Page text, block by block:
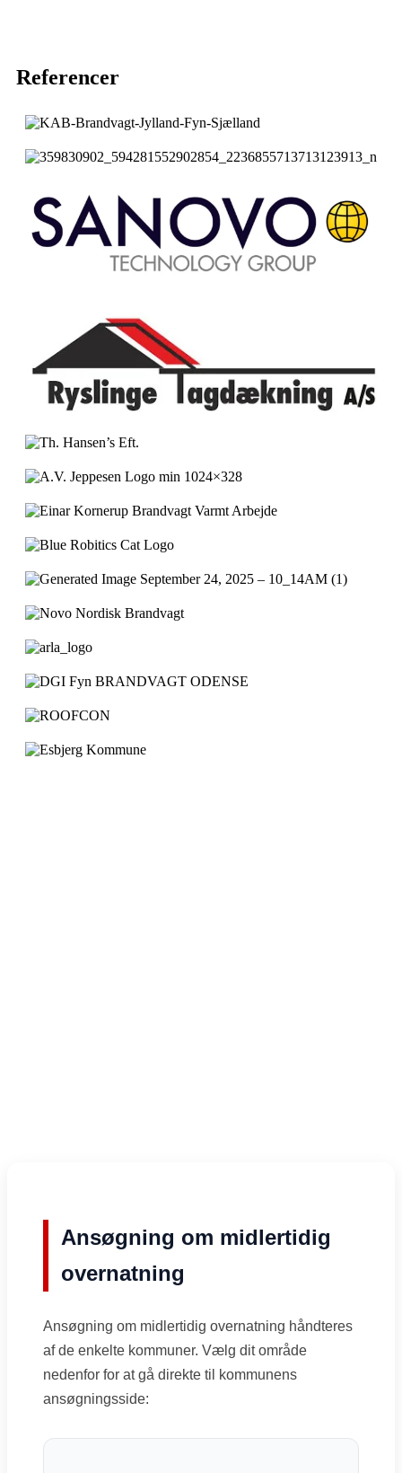
Referencer
Ansøgning om midlertidig
overnatning
Ansøgning om midlertidig overnatning håndteres
af de enkelte kommuner. Vælg dit område
nedenfor for at gå direkte til kommunens
ansøgningsside: